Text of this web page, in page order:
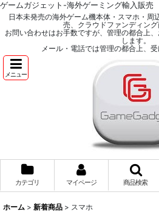
ゲームガジェット-海外ゲーミング輸入販売
日本未発売の海外ゲーム機本体・スマホ・周
売、クラウドファンディング
お問い合わせはお手数ですが、管理の都合上
します。
メール・電話では管理の都合上、受
メニュー
カテゴリ マイページ 商品検索
ホーム > 新着商品 > スマホ